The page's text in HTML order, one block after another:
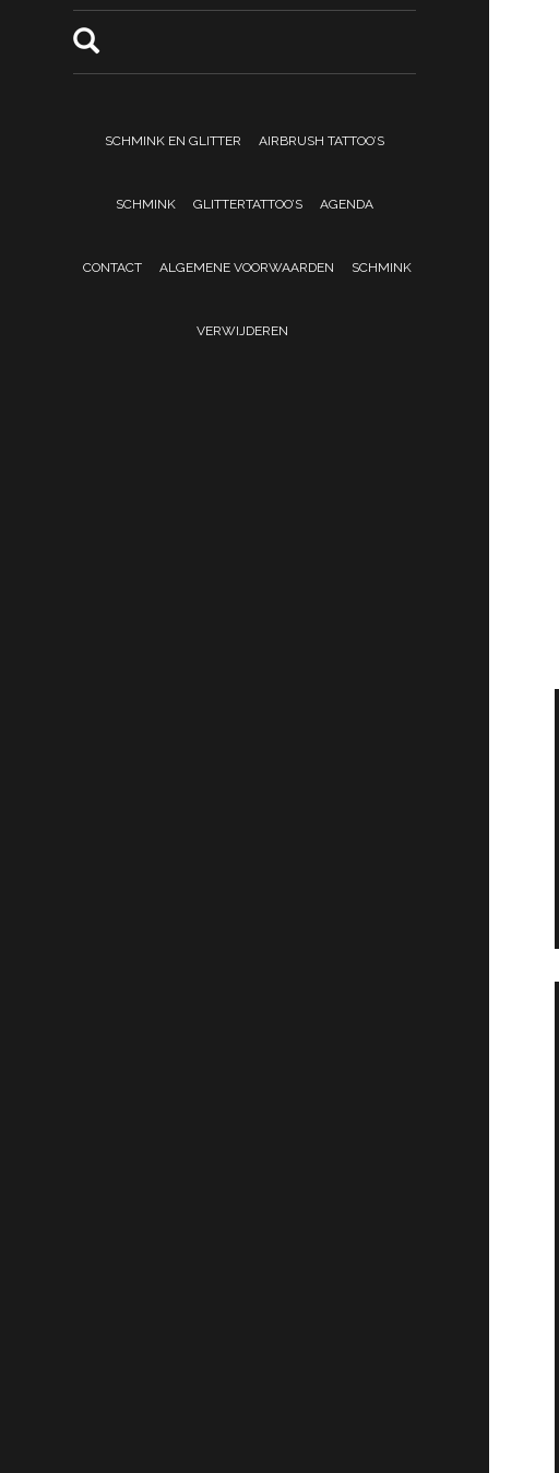
SCHMINK EN GLITTER AIRBRUSH TATTOO’S
SCHMINK GLITTERTATTOO’S AGENDA
CONTACT ALGEMENE VOORWAARDEN SCHMINK
VERWIJDEREN